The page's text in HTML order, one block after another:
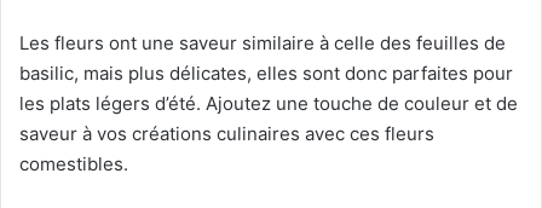
Les fleurs ont une saveur similaire à celle des feuilles de
basilic, mais plus délicates, elles sont donc parfaites pour
les plats légers d’été. Ajoutez une touche de couleur et de
saveur à vos créations culinaires avec ces fleurs
comestibles.